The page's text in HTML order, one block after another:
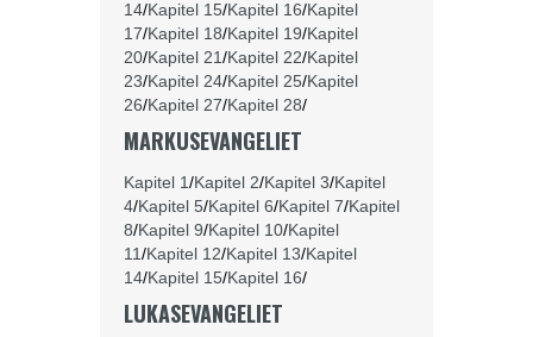
14/Kapitel 15/Kapitel 16/Kapitel
17/Kapitel 18/Kapitel 19/Kapitel
20/Kapitel 21/Kapitel 22/Kapitel
23/Kapitel 24/Kapitel 25/Kapitel
26/Kapitel 27/Kapitel 28/
MARKUSEVANGELIET
Kapitel 1/Kapitel 2/Kapitel 3/Kapitel
4/Kapitel 5/Kapitel 6/Kapitel 7/Kapitel
8/Kapitel 9/Kapitel 10/Kapitel
11/Kapitel 12/Kapitel 13/Kapitel
14/Kapitel 15/Kapitel 16/
LUKASEVANGELIET